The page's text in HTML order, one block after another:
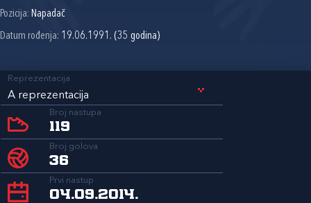
Pozicija: Napadač
Datum rođenja: 19.06.1991. (35 godina)
Reprezentacija
A reprezentacija
Broj nastupa
119
Broj golova
36
Prvi nastup
04.09.2014.